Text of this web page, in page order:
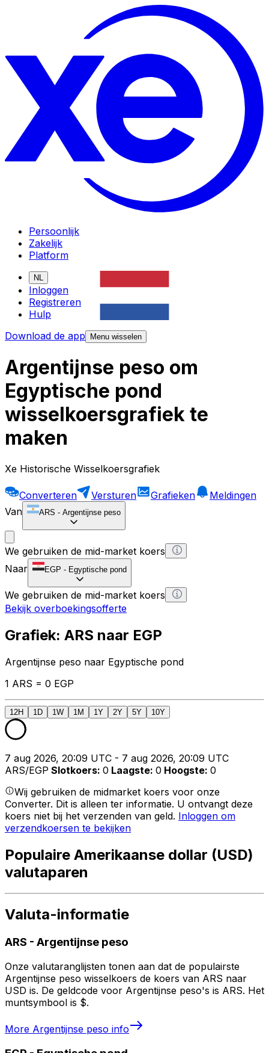
Persoonlijk
Zakelijk
Platform
NL
Inloggen
Registreren
Hulp
Download de app
Menu wisselen
Argentijnse peso om
Egyptische pond
wisselkoersgrafiek te
maken
Xe Historische Wisselkoersgrafiek
Converteren Versturen Grafieken
Meldingen
Van
ARS - Argentijnse peso
We gebruiken de mid-market koers
Naar
EGP - Egyptische pond
We gebruiken de mid-market koers
Bekijk overboekingsofferte
Grafiek: ARS naar EGP
Argentijnse peso naar Egyptische pond
1 ARS = 0 EGP
12H 1D 1W 1M 1Y 2Y 5Y 10Y
7 aug 2026, 20:09 UTC - 7 aug 2026, 20:09 UTC
ARS/EGP Slotkoers: 0 Laagste: 0 Hoogste: 0
Wij gebruiken de midmarket koers voor onze
Converter. Dit is alleen ter informatie. U ontvangt deze
koers niet bij het verzenden van geld. Inloggen om
verzendkoersen te bekijken
Populaire Amerikaanse dollar (USD)
valutaparen
Valuta-informatie
ARS - Argentijnse peso
Onze valutaranglijsten tonen aan dat de populairste
Argentijnse peso wisselkoers de koers van ARS naar
USD is. De geldcode voor Argentijnse peso's is ARS. Het
muntsymbool is $.
More Argentijnse peso info